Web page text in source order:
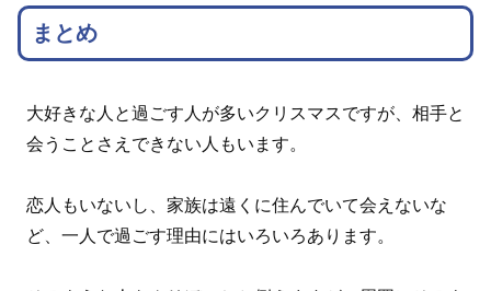
まとめ
大好きな人と過ごす人が多いクリスマスですが、相手と
会うことさえできない人もいます。
恋人もいないし、家族は遠くに住んでいて会えないな
ど、一人で過ごす理由にはいろいろあります。